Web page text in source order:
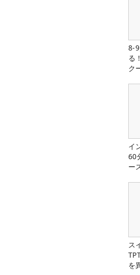
8-
る
ク
イ
60
ー
ス
を